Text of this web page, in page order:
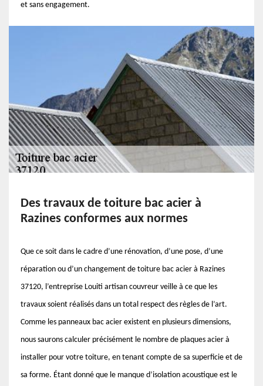
et sans engagement.
Des travaux de toiture bac acier à
Razines conformes aux normes
Que ce soit dans le cadre d’une rénovation, d’une pose, d’une
réparation ou d’un changement de toiture bac acier à Razines
37120, l’entreprise Louiti artisan couvreur veille à ce que les
travaux soient réalisés dans un total respect des règles de l’art.
Comme les panneaux bac acier existent en plusieurs dimensions,
nous saurons calculer précisément le nombre de plaques acier à
installer pour votre toiture, en tenant compte de sa superficie et de
sa forme. Étant donné que le manque d’isolation acoustique est le